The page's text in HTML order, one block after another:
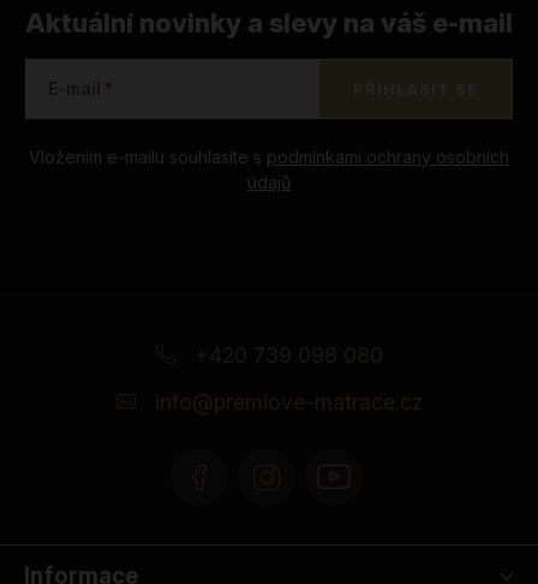
Aktuální novinky a slevy na váš e-mail
Vložením e-mailu souhlasíte s podmínkami ochrany osobních
údajů
Informace
+420 739 098 080
info@premiove-matrace.cz